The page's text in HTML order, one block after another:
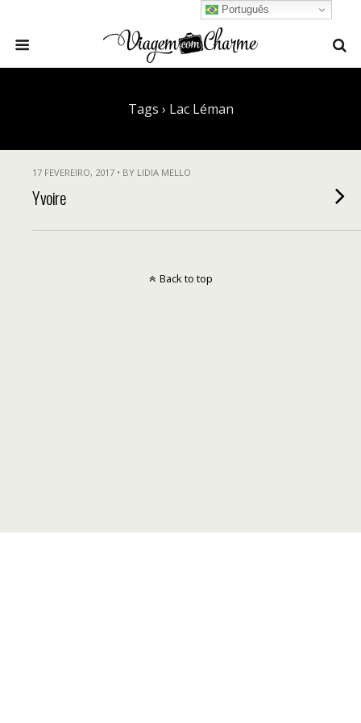
Tags › Lac Léman
17 FEVEREIRO, 2017 • BY LIDIA MELLO
Yvoire
Português
Back to top